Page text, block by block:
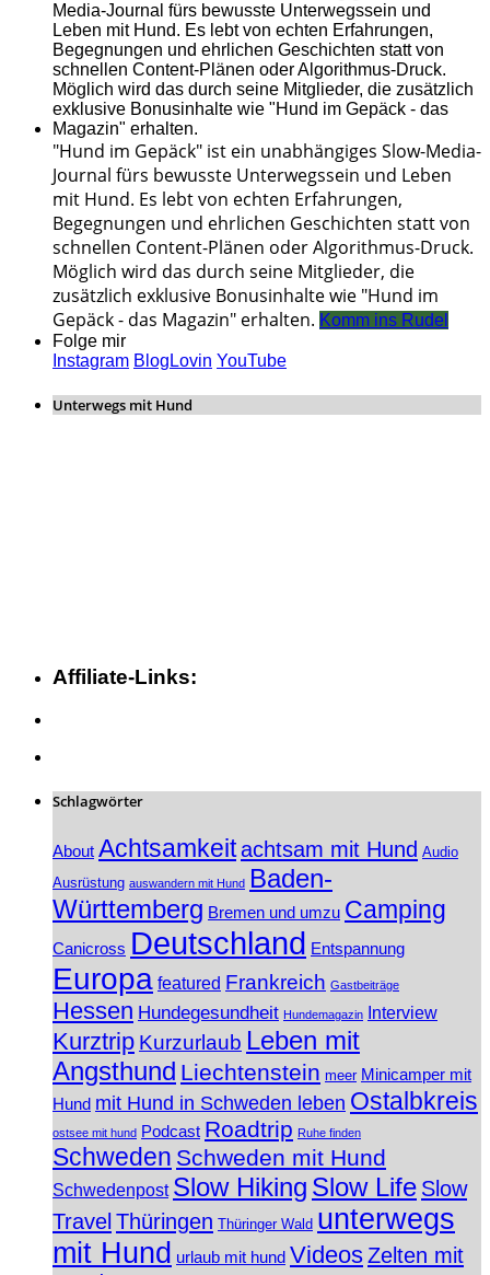
"Hund im Gepäck" ist ein unabhängiges Slow-Media-
Journal fürs bewusste Unterwegssein und Leben
mit Hund. Es lebt von echten Erfahrungen,
Begegnungen und ehrlichen Geschichten statt von
schnellen Content-Plänen oder Algorithmus-Druck.
Möglich wird das durch seine Mitglieder, die
zusätzlich exklusive Bonusinhalte wie "Hund im
Gepäck - das Magazin" erhalten. Komm ins Rudel
Folge mir
Instagram BlogLovin YouTube
Unterwegs mit Hund
Affiliate-Links:
Schlagwörter
About Achtsamkeitachtsam mit Hund Audio
Ausrüstung auswandern mit Hund Baden-
Württemberg Bremen und umzu Camping
Canicross Deutschland Entspannung
Europa featured Frankreich Gastbeiträge
Hessen Hundegesundheit Hundemagazin Interview
Kurztrip Kurzurlaub Leben mit
Angsthund Liechtenstein meer Minicamper mit
Hund mit Hund in Schweden leben Ostalbkreis
ostsee mit hund Podcast Roadtrip Ruhe finden
Schweden Schweden mit Hund
Schwedenpost Slow Hiking Slow Life Slow
Travel Thüringen Thüringer Wald unterwegs
mit Hund urlaub mit hund VideosZelten mit